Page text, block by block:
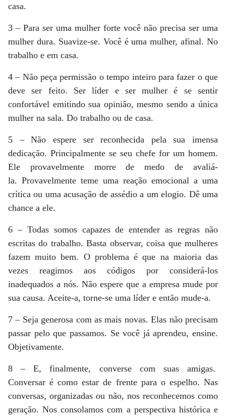
casa.
3 – Para ser uma mulher forte você não precisa ser uma
mulher dura. Suavize-se. Você é uma mulher, afinal. No
trabalho e em casa.
4 – Não peça permissão o tempo inteiro para fazer o que
deve ser feito. Ser líder e ser mulher é se sentir
confortável emitindo sua opinião, mesmo sendo a única
mulher na sala. Do trabalho ou de casa.
5 – Não espere ser reconhecida pela sua imensa
dedicação. Principalmente se seu chefe for um homem.
Ele provavelmente morre de medo de avaliá-
la. Provavelmente teme uma reação emocional a uma
crítica ou uma acusação de assédio a um elogio. Dê uma
chance a ele.
6 – Todas somos capazes de entender as regras não
escritas do trabalho. Basta observar, coisa que mulheres
fazem muito bem. O problema é que na maioria das
vezes reagimos aos códigos por considerá-los
inadequados a nós. Não espere que a empresa mude por
sua causa. Aceite-a, torne-se uma líder e então mude-a.
7 – Seja generosa com as mais novas. Elas não precisam
passar pelo que passamos. Se você já aprendeu, ensine.
Objetivamente.
8 – E, finalmente, converse com suas amigas.
Conversar é como estar de frente para o espelho. Nas
conversas, organizadas ou não, nos reconhecemos como
geração. Nos consolamos com a perspectiva histórica e